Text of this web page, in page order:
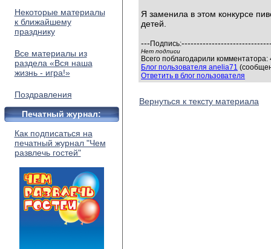
Некоторые материалы
к ближайшему
празднику
Все материалы из
раздела «Вся наша
жизнь - игра!»
Поздравления
Печатный журнал:
Как подписаться на
печатный журнал "Чем
развлечь гостей"
Я заменила в этом конкурсе
детей.
--- Подпись:
Нет подписи
Всего поблагодарили
Блог пользователя anelia71
Ответить в блог пользователя
Вернуться к тексту материала